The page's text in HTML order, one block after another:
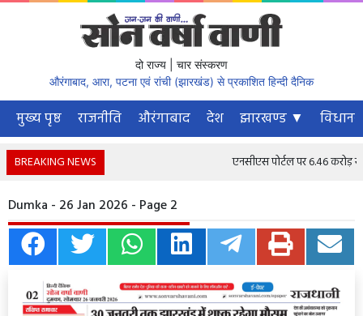
दो राज्य | चार संस्करण
औरंगाबाद, आरा, पटना एवं रांची (झारखंड) से प्रकाशित हिन्दी दैनिक
मुख्य पृष्ठ राजनीति औरंगाबाद देश झारखण्ड ▼
BREAKING NEWS एनसीएस पोर्टल पर 6.46 करोड़ से
Dumka - 26 Jan 2026 - Page 2